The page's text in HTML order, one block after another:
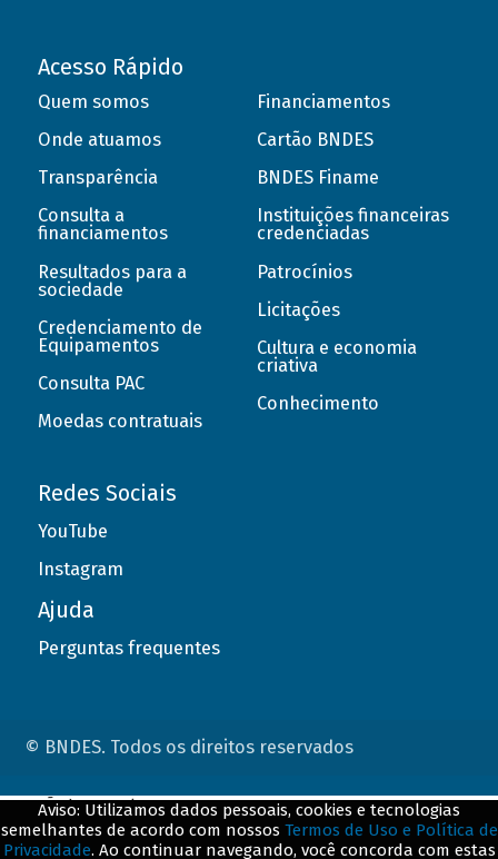
Acesso Rápido
Quem somos
Onde atuamos
Transparência
Consulta a
financiamentos
Resultados para a
sociedade
Credenciamento de
Equipamentos
Consulta PAC
Moedas contratuais
Financiamentos
Cartão BNDES
BNDES Finame
Instituições financeiras
credenciadas
Patrocínios
Licitações
Cultura e economia
criativa
Conhecimento
Redes Sociais
YouTube
Instagram
Ajuda
Perguntas frequentes
© BNDES. Todos os direitos reservados
Aviso: Utilizamos dados pessoais, cookies e tecnologias
semelhantes de acordo com nossos Termos de Uso e Política de
Privacidade. Ao continuar navegando, você concorda com estas
ConteÃºdo complementar
${title}${badge}